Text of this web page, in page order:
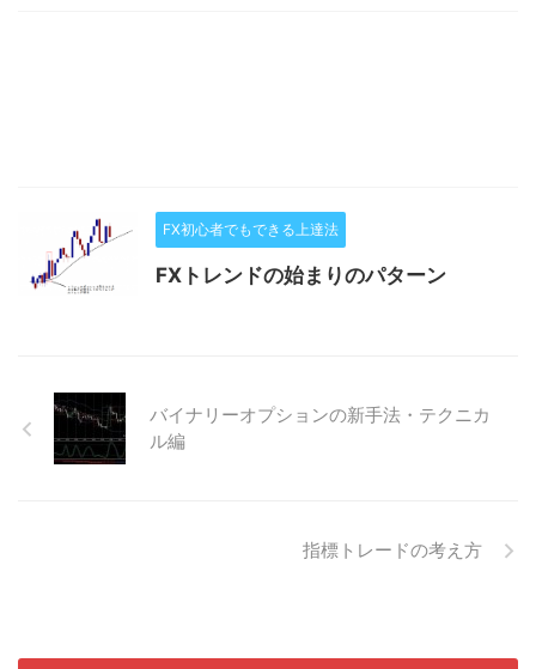
FX初心者でもできる上達法
FXトレンドの始まりのパターン
バイナリーオプションの新手法・テクニカ
ル編
指標トレードの考え方